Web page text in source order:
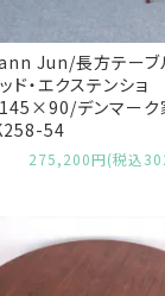
Jun/長方テーブ
ド・エクステンショ
145×90/デンマーク
54
275,200円(税込